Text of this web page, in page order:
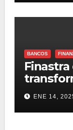
BANCOS
duarnte
Lending
ENE 14,